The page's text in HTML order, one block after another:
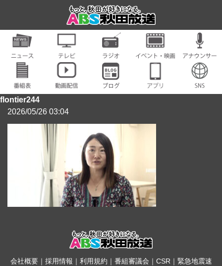
flontier244
2026/05/26 03:04
会社概要｜ 採用情報 ｜ 利用規約 ｜ 番組審議会 ｜ CSR｜ 緊急地震速